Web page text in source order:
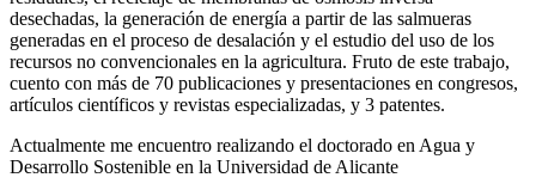
desechadas, la generación de energía a partir de las salmueras
generadas en el proceso de desalación y el estudio del uso de los
recursos no convencionales en la agricultura. Fruto de este trabajo,
cuento con más de 70 publicaciones y presentaciones en congresos,
artículos científicos y revistas especializadas, y 3 patentes.
Actualmente me encuentro realizando el doctorado en Agua y
Desarrollo Sostenible en la Universidad de Alicante